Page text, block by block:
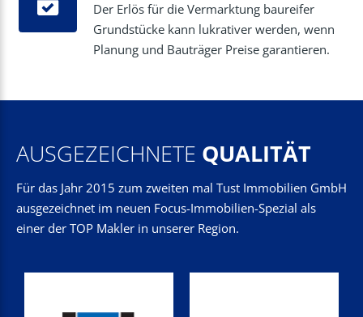
Der Erlös für die Vermarktung baureifer
Grundstücke kann lukrativer werden, wenn
Planung und Bauträger Preise garantieren.
AUSGEZEICHNETE QUALITÄT
Für das Jahr 2015 zum zweiten mal Tust Immobilien GmbH
ausgezeichnet im neuen Focus-Immobilien-Spezial als
einer der TOP Makler in unserer Region.